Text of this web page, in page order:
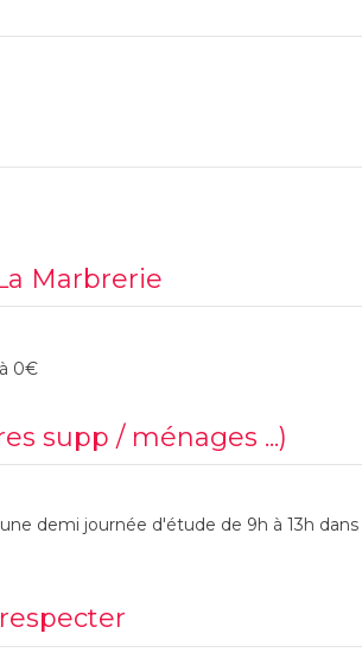
Marbrerie
0€
supp / ménages ...)
demi journée d'étude de 9h à 13h dans